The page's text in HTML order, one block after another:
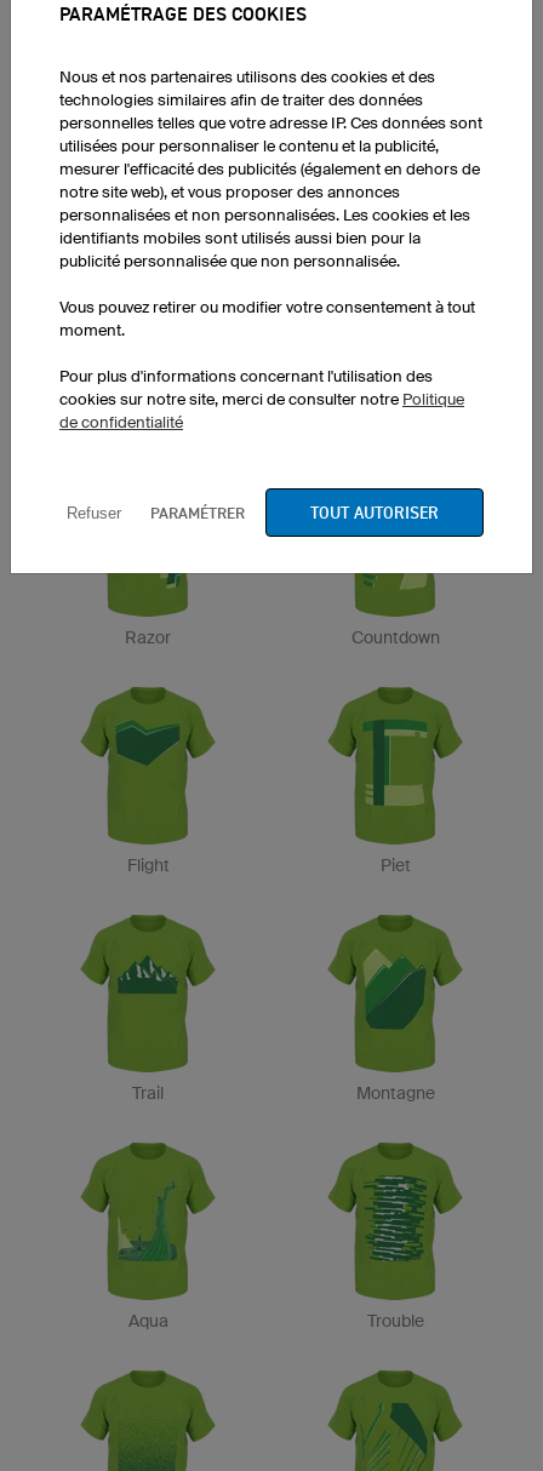
Track Road
Razor Countdown
Flight Piet
Trail Montagne
Aqua Trouble
PARAMÉTRAGE DES COOKIES
Nous et nos partenaires utilisons des cookies et des
technologies similaires afin de traiter des données
personnelles telles que votre adresse IP. Ces données sont
utilisées pour personnaliser le contenu et la publicité,
mesurer l'efficacité des publicités (également en dehors de
notre site web), et vous proposer des annonces
personnalisées et non personnalisées. Les cookies et les
identifiants mobiles sont utilisés aussi bien pour la
publicité personnalisée que non personnalisée.
Vous pouvez retirer ou modifier votre consentement à tout
moment.
Pour plus d'informations concernant l'utilisation des
cookies sur notre site, merci de consulter notre Politique
de confidentialité
Refuser PARAMÉTRER TOUT AUTORISER